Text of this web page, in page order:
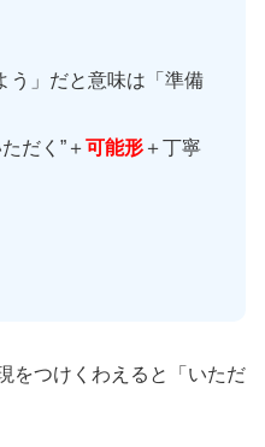
う」だと意味は「準備
だく”＋可能形 ＋丁寧
をつけくわえると「いただ